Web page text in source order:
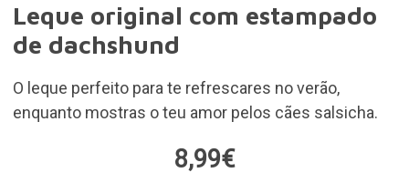
Leque original com estampado
de dachshund
O leque perfeito para te refrescares no verão,
enquanto mostras o teu amor pelos cães salsicha.
8,99€